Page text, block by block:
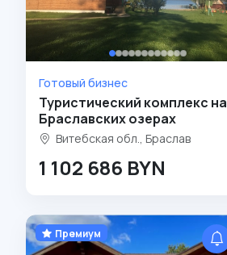
Готовый бизнес
Туристический комплекс на
Браславских озерах
Витебская обл., Браслав
1 102 686 BYN
Премиум